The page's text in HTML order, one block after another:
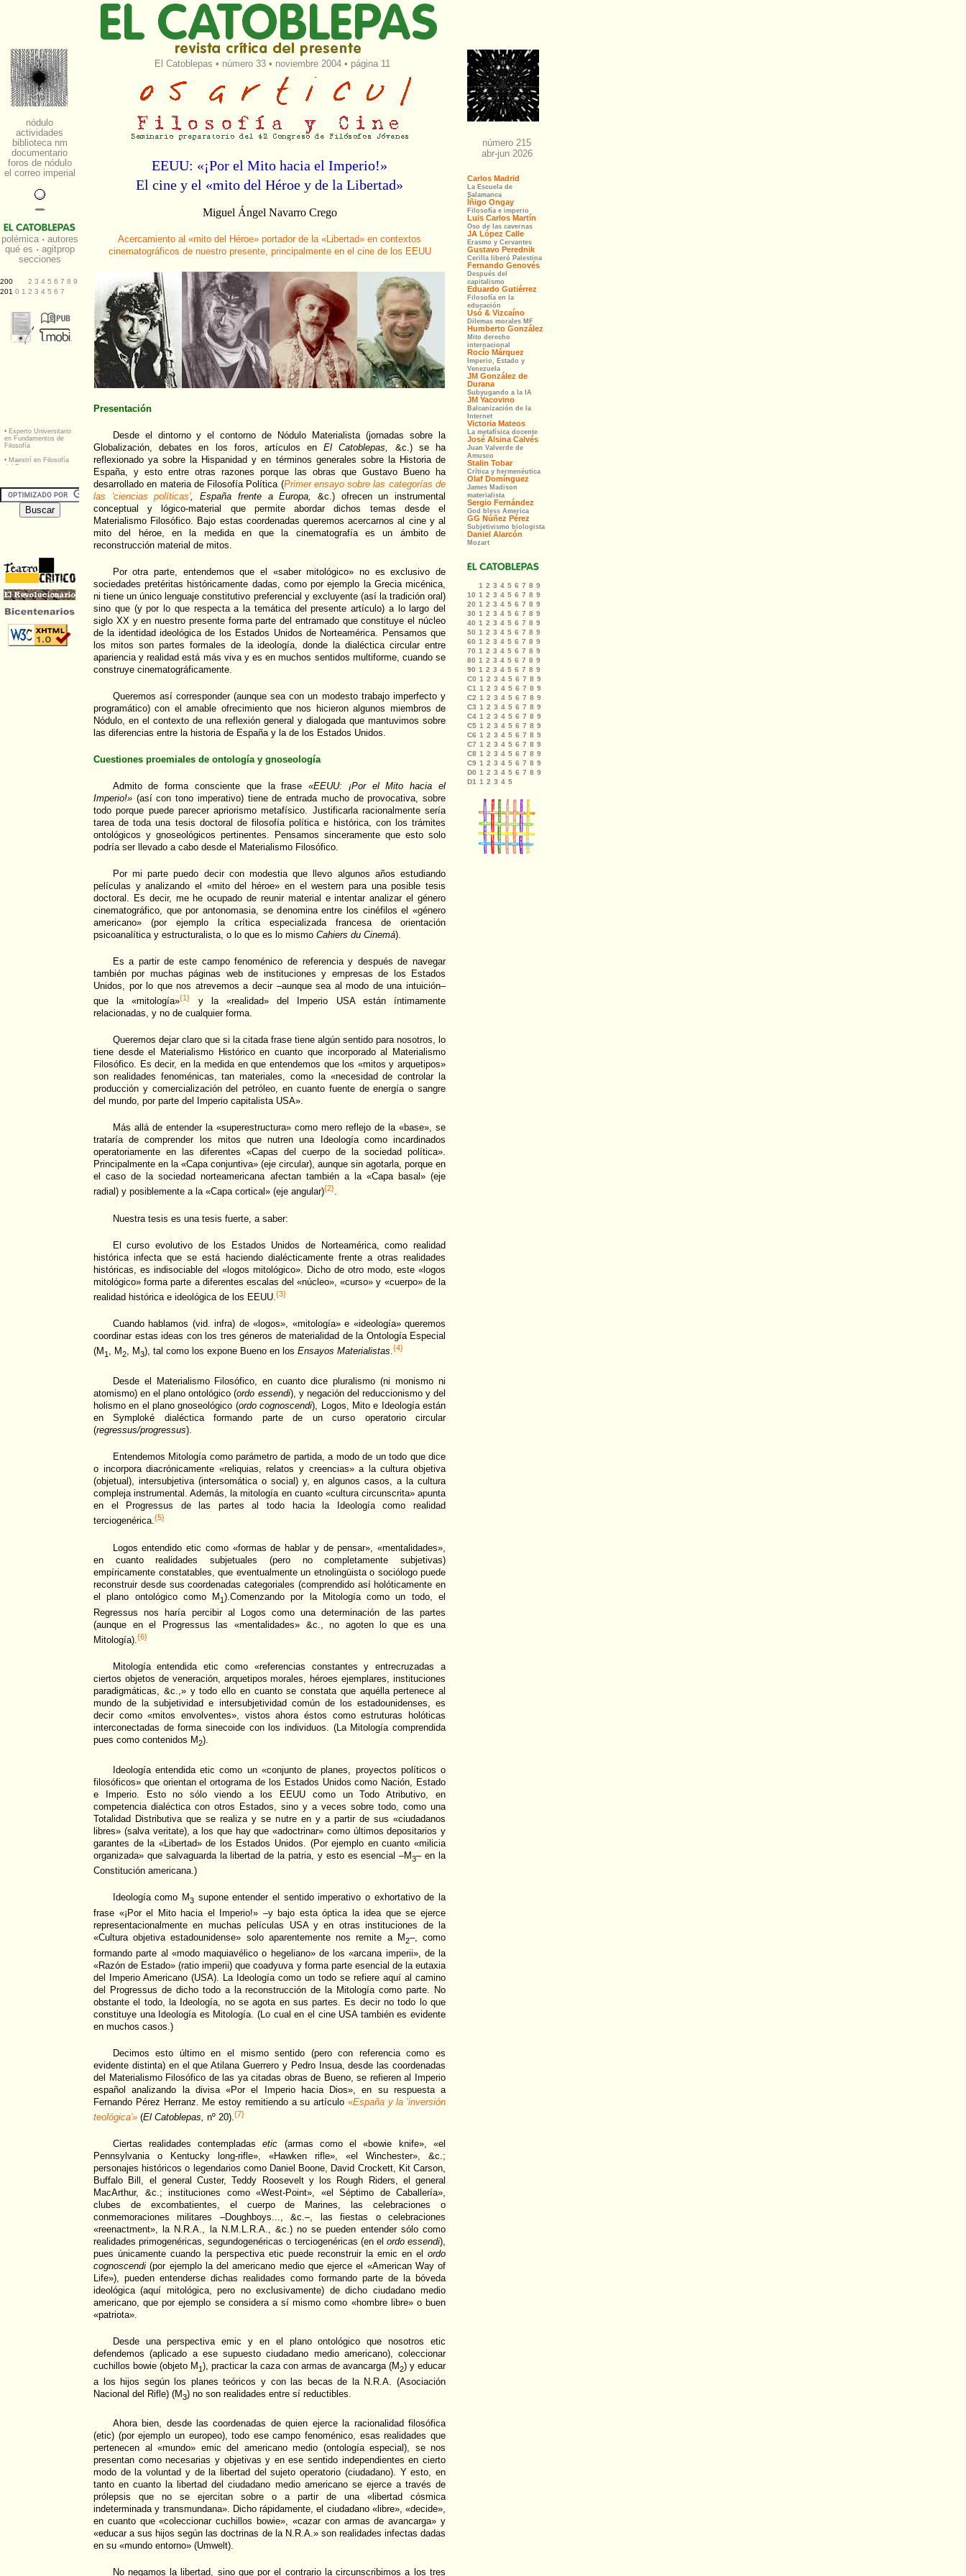
El Catoblepas • número 33 • noviembre 2004 • página 11
EEUU: «¡Por el Mito hacia el Imperio!»
El cine y el «mito del Héroe y de la Libertad»
Miguel Ángel Navarro Crego
Acercamiento al «mito del Héroe» portador de la «Libertad» en contextos
cinematográficos de nuestro presente, principalmente en el cine de los EEUU
Presentación
Desde el dintorno y el contorno de Nódulo Materialista (jornadas sobre la
Globalización, debates en los foros, artículos enEl Catoblepas,
&c.) se ha
reflexionado ya sobre la Hispanidad y en términos generales sobre la Historia de
España, y esto entre otras razones porque las obras que Gustavo Bueno ha
desarrollado en materia de Filosofía Política (Primer ensayo sobre las categorías de
las 'ciencias políticas', España frente a Europa,
&c.) ofrecen un instrumental
conceptual y lógico-material que permite abordar dichos temas desde el
Materialismo Filosófico. Bajo estas coordenadas queremos acercarnos al cine y al
mito del héroe, en la medida en que la cinematografía es un ámbito de
reconstrucción material de mitos.
Por otra parte, entendemos que el «saber mitológico» no es exclusivo de
sociedades pretéritas históricamente dadas, como por ejemplo la Grecia micénica,
ni tiene un único lenguaje constitutivo preferencial y excluyente (así la tradición oral)
sino que (y por lo que respecta a la temática del presente artículo) a lo largo del
siglo XX y en nuestro presente forma parte del entramado que constituye el núcleo
de la identidad ideológica de los Estados Unidos de Norteamérica. Pensamos que
los mitos son partes formales de la ideología, donde la dialéctica circular entre
apariencia y realidad está más viva y es en muchos sentidos multiforme, cuando se
construye cinematográficamente.
Queremos así corresponder (aunque sea con un modesto trabajo imperfecto y
programático) con el amable ofrecimiento que nos hicieron algunos miembros de
Nódulo, en el contexto de una reflexión general y dialogada que mantuvimos sobre
las diferencias entre la historia de España y la de los Estados Unidos.
Cuestiones proemiales de ontología y gnoseología
Admito de forma consciente que la frase«EEUU: ¡Por el Mito hacia el
Imperio!» (así con tono imperativo) tiene de entrada mucho de provocativa, sobre
todo porque puede parecer apriorismo metafísico. Justificarla racionalmente sería
tarea de toda una tesis doctoral de filosofía política e histórica, con los trámites
ontológicos y gnoseológicos pertinentes. Pensamos sinceramente que esto solo
podría ser llevado a cabo desde el Materialismo Filosófico.
Por mi parte puedo decir con modestia que llevo algunos años estudiando
películas y analizando el «mito del héroe» en el western para una posible tesis
doctoral. Es decir, me he ocupado de reunir material e intentar analizar el género
cinematográfico, que por antonomasia, se denomina entre los cinéfilos el «género
americano» (por ejemplo la crítica especializada francesa de orientación
psicoanalítica y estructuralista, o lo que es lo mismo Cahiers du Cinemá).
Es a partir de este campo fenoménico de referencia y después de navegar
también por muchas páginas web de instituciones y empresas de los Estados
Unidos, por lo que nos atrevemos a decir –aunque sea al modo de una intuición–
que la «mitología»{1}
y la «realidad» del Imperio USA están íntimamente
relacionadas, y no de cualquier forma.
Queremos dejar claro que si la citada frase tiene algún sentido para nosotros, lo
tiene desde el Materialismo Histórico en cuanto que incorporado al Materialismo
Filosófico. Es decir, en la medida en que entendemos que los «mitos y arquetipos»
son realidades fenoménicas, tan materiales, como la «necesidad de controlar la
producción y comercialización del petróleo, en cuanto fuente de energía o sangre
del mundo, por parte del Imperio capitalista USA».
Más allá de entender la «superestructura» como mero reflejo de la «base», se
trataría de comprender los mitos que nutren una Ideología como incardinados
operatoriamente en las diferentes «Capas del cuerpo de la sociedad política».
Principalmente en la «Capa conjuntiva» (eje circular), aunque sin agotarla, porque en
el caso de la sociedad norteamericana afectan también a la «Capa basal» (eje
radial) y posiblemente a la «Capa cortical» (eje angular){2}.
Nuestra tesis es una tesis fuerte, a saber:
El curso evolutivo de los Estados Unidos de Norteamérica, como realidad
histórica infecta que se está haciendo dialécticamente frente a otras realidades
históricas, es indisociable del «logos mitológico». Dicho de otro modo, este «logos
mitológico» forma parte a diferentes escalas del «núcleo», «curso» y «cuerpo» de la
realidad histórica e ideológica de los EEUU.{3}
Cuando hablamos (vid. infra) de «logos», «mitología» e «ideología» queremos
coordinar estas ideas con los tres géneros de materialidad de la Ontología Especial
(M1, M2, M3), tal como los expone Bueno en los Ensayos Materialistas.{4}
Desde el Materialismo Filosófico, en cuanto dice pluralismo (ni monismo ni
atomismo) en el plano ontológico (ordo essendi), y negación del reduccionismo y del
holismo en el plano gnoseológico (ordo cognoscendi), Logos, Mito e Ideología están
en Symploké dialéctica formando parte de un curso operatorio circular
(regressus/progressus).
Entendemos Mitología como parámetro de partida, a modo de un todo que dice
o incorpora diacrónicamente «reliquias, relatos y creencias» a la cultura objetiva
(objetual), intersubjetiva (intersomática o social) y, en algunos casos, a la cultura
compleja instrumental. Además, la mitología en cuanto «cultura circunscrita» apunta
en el Progressus de las partes al todo hacia la Ideología como realidad
terciogenérica.{5}
Logos entendido etic como «formas de hablar y de pensar», «mentalidades»,
en cuanto realidades subjetuales (pero no completamente subjetivas)
empíricamente constatables, que eventualmente un etnolingüista o sociólogo puede
reconstruir desde sus coordenadas categoriales (comprendido así holóticamente en
el plano ontológico como M 1).Comenzando por la Mitología como un todo, el
Regressus nos haría percibir al Logos como una determinación de las partes
(aunque en el Progressus las «mentalidades» &c., no agoten lo que es una
Mitología). {6}
Mitología entendida etic como «referencias constantes y entrecruzadas a
ciertos objetos de veneración, arquetipos morales, héroes ejemplares, instituciones
paradigmáticas, &c.,» y todo ello en cuanto se constata que aquélla pertenece al
mundo de la subjetividad e intersubjetividad común de los estadounidenses, es
decir como «mitos envolventes», vistos ahora éstos como estruturas holóticas
interconectadas de forma sinecoide con los individuos. (La Mitología comprendida
pues como contenidos M2).
Ideología entendida etic como un «conjunto de planes, proyectos políticos o
filosóficos» que orientan el ortograma de los Estados Unidos como Nación, Estado
e Imperio. Esto no sólo viendo a los EEUU como un Todo Atributivo, en
competencia dialéctica con otros Estados, sino y a veces sobre todo, como una
Totalidad Distributiva que se realiza y se nutre en y a partir de sus «ciudadanos
libres» (salva veritate), a los que hay que «adoctrinar» como últimos depositarios y
garantes de la «Libertad» de los Estados Unidos. (Por ejemplo en cuanto «milicia
organizada» que salvaguarda la libertad de la patria, y esto es esencial –M3– en la
Constitución americana.)
Ideología como M3 supone entender el sentido imperativo o exhortativo de la
frase «¡Por el Mito hacia el Imperio!» –y bajo esta óptica la idea que se ejerce
representacionalmente en muchas películas USA y en otras instituciones de la
«Cultura objetiva estadounidense» solo aparentemente nos remite a M2–, como
formando parte al «modo maquiavélico o hegeliano» de los «arcana imperii», de la
«Razón de Estado» (ratio imperii) que coadyuva y forma parte esencial de la eutaxia
del Imperio Americano (USA). La Ideología como un todo se refiere aquí al camino
del Progressus de dicho todo a la reconstrucción de la Mitología como parte. No
obstante el todo, la Ideología, no se agota en sus partes. Es decir no todo lo que
constituye una Ideología es Mitología. (Lo cual en el cine USA también es evidente
en muchos casos.)
Decimos esto último en el mismo sentido (pero con referencia como es
evidente distinta) en el que Atilana Guerrero y Pedro Insua, desde las coordenadas
del Materialismo Filosófico de las ya citadas obras de Bueno, se refieren al Imperio
español analizando la divisa «Por el Imperio hacia Dios», en su respuesta a
Fernando Pérez Herranz. Me estoy remitiendo a su artículo «España y la 'inversión
teológica'» (El Catoblepas, nº 20).{7}
Ciertas realidades contempladasetic (armas como el «bowie knife», «el
Pennsylvania o Kentucky long-rifle», «Hawken rifle», «el Winchester», &c.;
personajes históricos o legendarios como Daniel Boone, David Crockett, Kit Carson,
Buffalo Bill, el general Custer, Teddy Roosevelt y los Rough Riders, el general
MacArthur, &c.; instituciones como «West-Point», «el Séptimo de Caballería»,
clubes de excombatientes, el cuerpo de Marines, las celebraciones o
conmemoraciones militares –Doughboys..., &c.–, las fiestas o celebraciones
«reenactment», la N.R.A., la N.M.L.R.A., &c.) no se pueden entender sólo como
realidades primogenéricas, segundogenéricas o terciogenéricas (en el ordo essendi),
pues únicamente cuando la perspectiva etic puede reconstruir la emic en el ordo
cognoscendi (por ejemplo la del americano medio que ejerce el «American Way of
Life»), pueden entenderse dichas realidades como formando parte de la bóveda
ideológica (aquí mitológica, pero no exclusivamente) de dicho ciudadano medio
americano, que por ejemplo se considera a sí mismo como «hombre libre» o buen
«patriota».
Desde una perspectiva emic y en el plano ontológico que nosotros etic
defendemos (aplicado a ese supuesto ciudadano medio americano), coleccionar
cuchillos bowie (objeto M 1), practicar la caza con armas de avancarga (M2) y educar
a los hijos según los planes teóricos y con las becas de la N.R.A. (Asociación
Nacional del Rifle) (M3) no son realidades entre sí reductibles.
Ahora bien, desde las coordenadas de quien ejerce la racionalidad filosófica
(etic) (por ejemplo un europeo), todo ese campo fenoménico, esas realidades que
pertenecen al «mundo» emic del americano medio (ontología especial), se nos
presentan como necesarias y objetivas y en ese sentido independientes en cierto
modo de la voluntad y de la libertad del sujeto operatorio (ciudadano). Y esto, en
tanto en cuanto la libertad del ciudadano medio americano se ejerce a través de
prólepsis que no se ejercitan sobre o a partir de una «libertad cósmica
indeterminada y transmundana». Dicho rápidamente, el ciudadano «libre», «decide»,
en cuanto que «coleccionar cuchillos bowie», «cazar con armas de avancarga» y
«educar a sus hijos según las doctrinas de la N.R.A.» son realidades infectas dadas
en su «mundo entorno» (Umwelt).
No negamos la libertad, sino que por el contrario la circunscribimos a los tres